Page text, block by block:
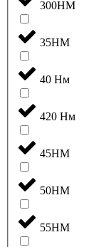
300НМ
35НМ
40 Нм
420 Нм
45НМ
50НМ
55НМ